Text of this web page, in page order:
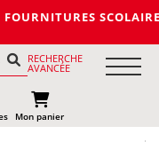
FOURNITURES
RECHERCHE
AVANCÉE
Mon panier